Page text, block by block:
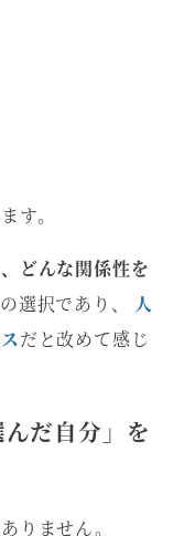
す。
どんな関係性を
選択であり、 人
だと改めて感じ
だ自分」を
りません。